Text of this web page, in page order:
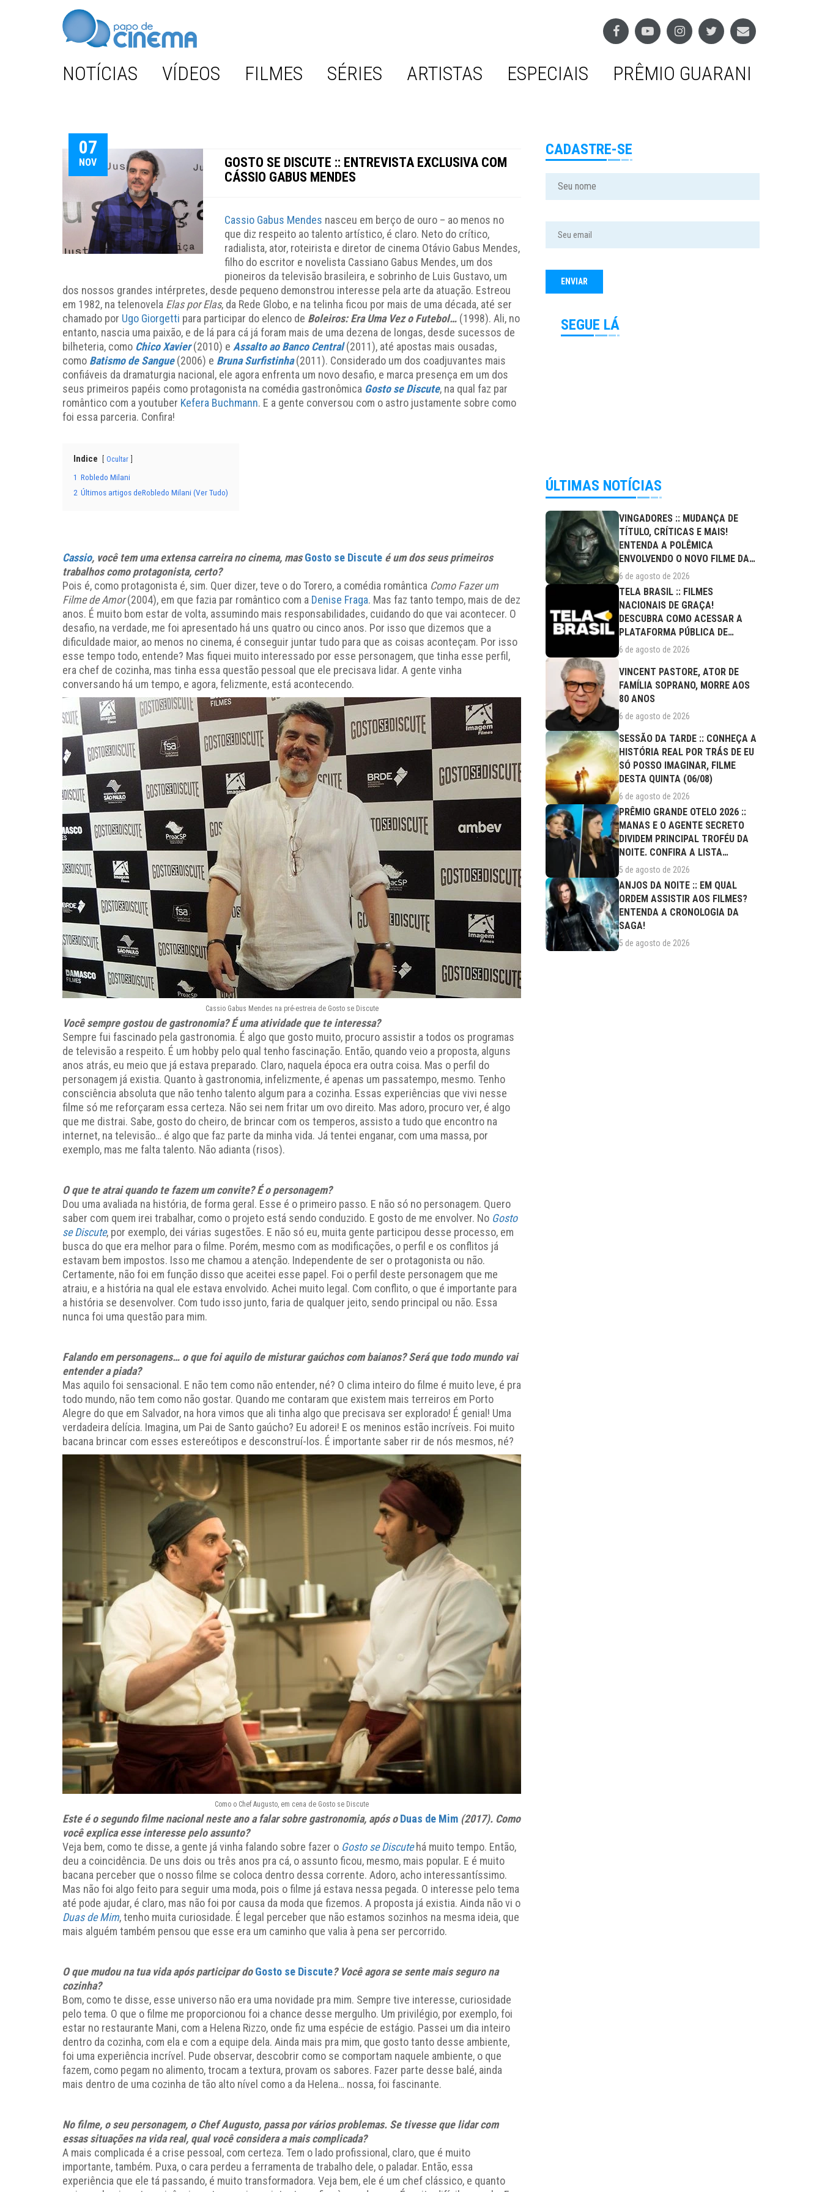
NOTÍCIAS VÍDEOS FILMES SÉRIES ARTISTAS ESPECIAIS PRÊMIO GUARANI
07
NOV
GOSTO SE DISCUTE :: ENTREVISTA EXCLUSIVA COM
CÁSSIO GABUS MENDES
Cassio Gabus Mendes nasceu em berço de ouro – ao menos no
que diz respeito ao talento artístico, é claro. Neto do crítico,
radialista, ator, roteirista e diretor de cinema Otávio Gabus Mendes,
filho do escritor e novelista Cassiano Gabus Mendes, um dos
pioneiros da televisão brasileira, e sobrinho de Luis Gustavo, um
dos nossos grandes intérpretes, desde pequeno demonstrou interesse pela arte da atuação. Estreou
em 1982, na telenovela Elas por Elas, da Rede Globo, e na telinha ficou por mais de uma década, até ser
chamado por Ugo Giorgetti para participar do elenco de Boleiros: Era Uma Vez o Futebol… (1998). Ali, no
entanto, nascia uma paixão, e de lá para cá já foram mais de uma dezena de longas, desde sucessos de
bilheteria, como Chico Xavier(2010) e Assalto ao Banco Central(2011), até apostas mais ousadas,
como Batismo de Sangue(2006) e Bruna Surfistinha(2011). Considerado um dos coadjuvantes mais
confiáveis da dramaturgia nacional, ele agora enfrenta um novo desafio, e marca presença em um dos
seus primeiros papéis como protagonista na comédia gastronômica Gosto se Discute, na qual faz par
romântico com a youtuber Kefera Buchmann. E a gente conversou com o astro justamente sobre como
foi essa parceria. Confira!
Indice Ocultar
1 Robledo Milani
2 Últimos artigos deRobledo Milani (Ver Tudo)
Cassio, você tem uma extensa carreira no cinema, masGosto se Discute é um dos seus primeiros
trabalhos como protagonista, certo?
Pois é, como protagonista é, sim. Quer dizer, teve o do Torero, a comédia romântica Como Fazer um
Filme de Amor(2004), em que fazia par romântico com a Denise Fraga. Mas faz tanto tempo, mais de dez
anos. É muito bom estar de volta, assumindo mais responsabilidades, cuidando do que vai acontecer. O
desafio, na verdade, me foi apresentado há uns quatro ou cinco anos. Por isso que dizemos que a
dificuldade maior, ao menos no cinema, é conseguir juntar tudo para que as coisas aconteçam. Por isso
esse tempo todo, entende? Mas fiquei muito interessado por esse personagem, que tinha esse perfil,
era chef de cozinha, mas tinha essa questão pessoal que ele precisava lidar. A gente vinha
conversando há um tempo, e agora, felizmente, está acontecendo.
Cassio Gabus Mendes na pré-estreia de Gosto se Discute
Você sempre gostou de gastronomia? É uma atividade que te interessa?
Sempre fui fascinado pela gastronomia. É algo que gosto muito, procuro assistir a todos os programas
de televisão a respeito. É um hobby pelo qual tenho fascinação. Então, quando veio a proposta, alguns
anos atrás, eu meio que já estava preparado. Claro, naquela época era outra coisa. Mas o perfil do
personagem já existia. Quanto à gastronomia, infelizmente, é apenas um passatempo, mesmo. Tenho
consciência absoluta que não tenho talento algum para a cozinha. Essas experiências que vivi nesse
filme só me reforçaram essa certeza. Não sei nem fritar um ovo direito. Mas adoro, procuro ver, é algo
que me distrai. Sabe, gosto do cheiro, de brincar com os temperos, assisto a tudo que encontro na
internet, na televisão… é algo que faz parte da minha vida. Já tentei enganar, com uma massa, por
exemplo, mas me falta talento. Não adianta (risos).
O que te atrai quando te fazem um convite? É o personagem?
Dou uma avaliada na história, de forma geral. Esse é o primeiro passo. E não só no personagem. Quero
saber com quem irei trabalhar, como o projeto está sendo conduzido. E gosto de me envolver. No Gosto
se Discute, por exemplo, dei várias sugestões. E não só eu, muita gente participou desse processo, em
busca do que era melhor para o filme. Porém, mesmo com as modificações, o perfil e os conflitos já
estavam bem impostos. Isso me chamou a atenção. Independente de ser o protagonista ou não.
Certamente, não foi em função disso que aceitei esse papel. Foi o perfil deste personagem que me
atraiu, e a história na qual ele estava envolvido. Achei muito legal. Com conflito, o que é importante para
a história se desenvolver. Com tudo isso junto, faria de qualquer jeito, sendo principal ou não. Essa
nunca foi uma questão para mim.
Falando em personagens… o que foi aquilo de misturar gaúchos com baianos? Será que todo mundo vai
entender a piada?
Mas aquilo foi sensacional. E não tem como não entender, né? O clima inteiro do filme é muito leve, é pra
todo mundo, não tem como não gostar. Quando me contaram que existem mais terreiros em Porto
Alegre do que em Salvador, na hora vimos que ali tinha algo que precisava ser explorado! É genial! Uma
verdadeira delícia. Imagina, um Pai de Santo gaúcho? Eu adorei! E os meninos estão incríveis. Foi muito
bacana brincar com esses estereótipos e desconstruí-los. É importante saber rir de nós mesmos, né?
Como o Chef Augusto, em cena de Gosto se Discute
Este é o segundo filme nacional neste ano a falar sobre gastronomia, após oDuas de Mim (2017). Como
você explica esse interesse pelo assunto?
Veja bem, como te disse, a gente já vinha falando sobre fazer o Gosto se Discutehá muito tempo. Então,
deu a coincidência. De uns dois ou três anos pra cá, o assunto ficou, mesmo, mais popular. E é muito
bacana perceber que o nosso filme se coloca dentro dessa corrente. Adoro, acho interessantíssimo.
Mas não foi algo feito para seguir uma moda, pois o filme já estava nessa pegada. O interesse pelo tema
até pode ajudar, é claro, mas não foi por causa da moda que fizemos. A proposta já existia. Ainda não vi o
Duas de Mim, tenho muita curiosidade. É legal perceber que não estamos sozinhos na mesma ideia, que
mais alguém também pensou que esse era um caminho que valia à pena ser percorrido.
O que mudou na tua vida após participar doGosto se Discute? Você agora se sente mais seguro na
cozinha?
Bom, como te disse, esse universo não era uma novidade pra mim. Sempre tive interesse, curiosidade
pelo tema. O que o filme me proporcionou foi a chance desse mergulho. Um privilégio, por exemplo, foi
estar no restaurante Mani, com a Helena Rizzo, onde fiz uma espécie de estágio. Passei um dia inteiro
dentro da cozinha, com ela e com a equipe dela. Ainda mais pra mim, que gosto tanto desse ambiente,
foi uma experiência incrível. Pude observar, descobrir como se comportam naquele ambiente, o que
fazem, como pegam no alimento, trocam a textura, provam os sabores. Fazer parte desse balé, ainda
mais dentro de uma cozinha de tão alto nível como a da Helena… nossa, foi fascinante.
No filme, o seu personagem, o Chef Augusto, passa por vários problemas. Se tivesse que lidar com
essas situações na vida real, qual você considera a mais complicada?
A mais complicada é a crise pessoal, com certeza. Tem o lado profissional, claro, que é muito
importante, também. Puxa, o cara perdeu a ferramenta de trabalho dele, o paladar. Então, essa
experiência que ele tá passando, é muito transformadora. Veja bem, ele é um chef clássico, e quanto
CADASTRE-SE
SEGUE LÁ
ÚLTIMAS NOTÍCIAS
VINGADORES :: MUDANÇA DE
TÍTULO, CRÍTICAS E MAIS!
ENTENDA A POLÊMICA
ENVOLVENDO O NOVO FILME DA
MARVEL
6 de agosto de 2026
TELA BRASIL :: FILMES
NACIONAIS DE GRAÇA!
DESCUBRA COMO ACESSAR A
PLATAFORMA PÚBLICA DE
STREAMING
6 de agosto de 2026
VINCENT PASTORE, ATOR DE
FAMÍLIA SOPRANO, MORRE AOS
80 ANOS
6 de agosto de 2026
SESSÃO DA TARDE :: CONHEÇA A
HISTÓRIA REAL POR TRÁS DE EU
SÓ POSSO IMAGINAR, FILME
DESTA QUINTA (06/08)
6 de agosto de 2026
PRÊMIO GRANDE OTELO 2026 ::
MANAS E O AGENTE SECRETO
DIVIDEM PRINCIPAL TROFÉU DA
NOITE. CONFIRA A LISTA
COMPLETA DE...
5 de agosto de 2026
ANJOS DA NOITE :: EM QUAL
ORDEM ASSISTIR AOS FILMES?
ENTENDA A CRONOLOGIA DA
SAGA!
5 de agosto de 2026